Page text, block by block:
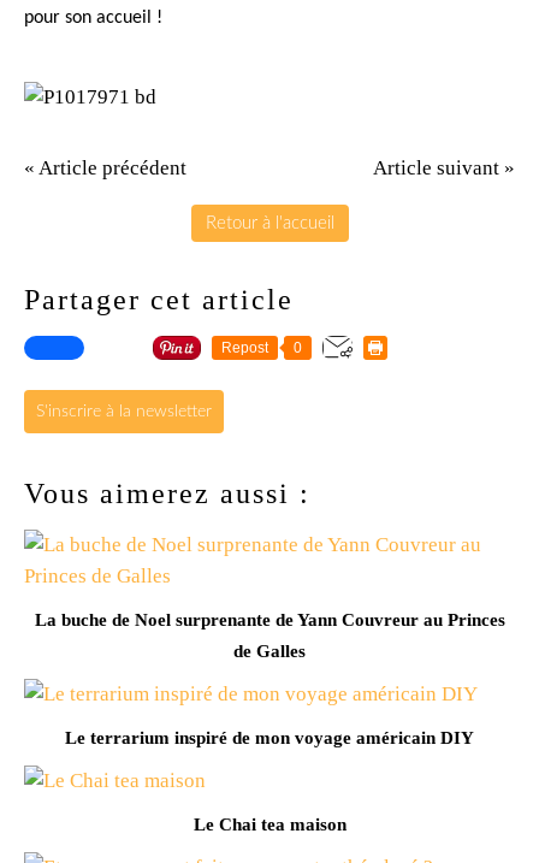
pour son accueil !
« Article précédent Article suivant »
Retour à l'accueil
Partager cet article
Repost 0
S'inscrire à la newsletter
Vous aimerez aussi :
La buche de Noel surprenante de Yann Couvreur au Princes
de Galles
Le terrarium inspiré de mon voyage américain DIY
Le Chai tea maison